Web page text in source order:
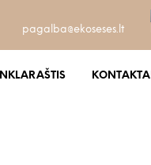
pagalba@ekoseses.lt
KONTAKTAI